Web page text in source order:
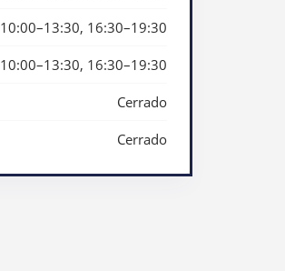
10:00–13:30, 16:30–19:30
10:00–13:30, 16:30–19:30
Cerrado
Cerrado